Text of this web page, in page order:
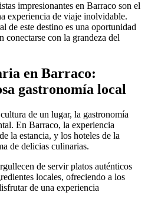
impresionantes en Barraco son el
experiencia de viaje inolvidable.
de este destino es una oportunidad
conectarse con la grandeza del
en Barraco:
gastronomía local
de un lugar, la gastronomía
En Barraco, la experiencia
la estancia, y los hoteles de la
de delicias culinarias.
de servir platos auténticos
locales, ofreciendo a los
de una experiencia